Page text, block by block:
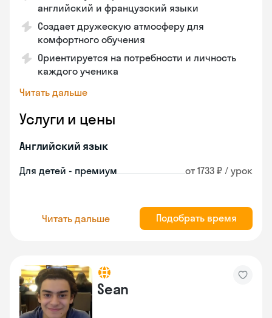
английский и французский языки
Создает дружескую атмосферу для
комфортного обучения
Ориентируется на потребности и личность
каждого ученика
Читать дальше
Услуги и цены
Английский язык
Для детей - премиум от 1733 ₽ / урок
Читать дальше Подобрать время
Sean